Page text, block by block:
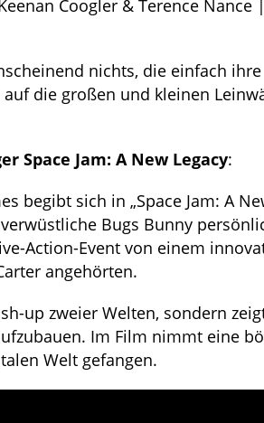
Coogler & Terence Nance |
nichts, die einfach ihre
die großen und kleinen
Space Jam: A New Legacy:
begibt sich in „Space Jam: A
Bugs Bunny
Action-Event von einem
angehörten.
up zweier Welten, sondern
Im Film nimmt eine
Welt gefangen.